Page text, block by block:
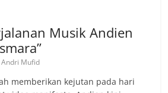
Musik Andien
Andri Mufid
memberikan kejutan pada hari